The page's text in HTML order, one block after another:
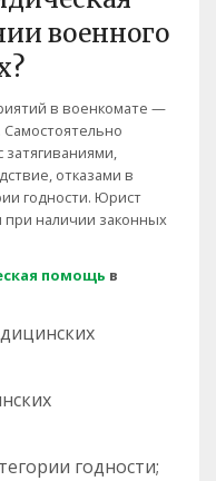
военного
в военкомате —
затягиваниями,
отказами в
годности. Юрист
при наличии законных
помощь в
годности;